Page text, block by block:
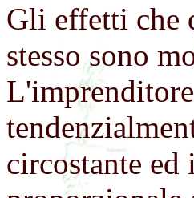
Gli effetti che
stesso sono
L'imprenditore
circostante